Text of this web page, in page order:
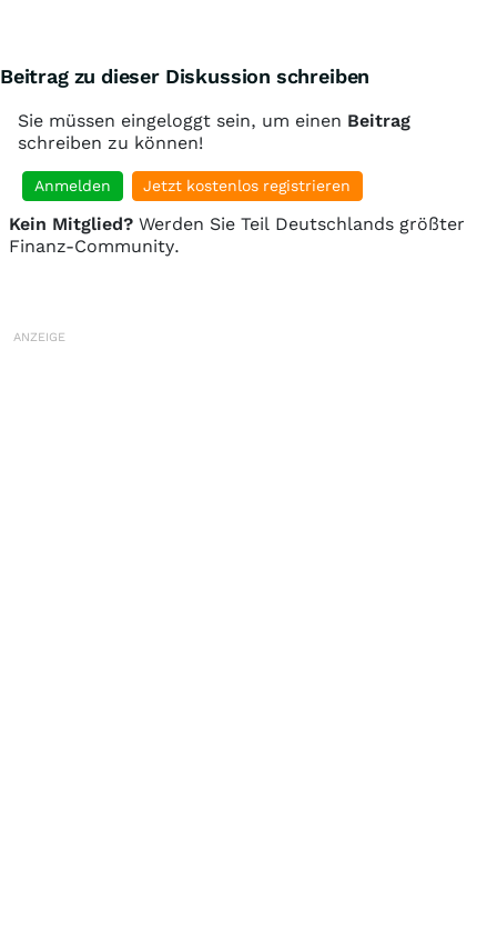
Beitrag zu dieser Diskussion schreiben
Sie müssen eingeloggt sein, um einen Beitrag
schreiben zu können!
Anmelden Jetzt kostenlos registrieren
Kein Mitglied? Werden Sie Teil Deutschlands größter
Finanz-Community.